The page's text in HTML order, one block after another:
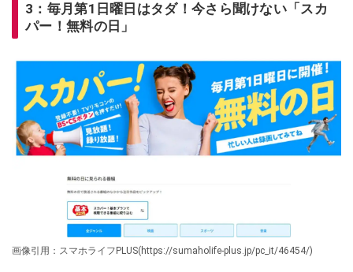
3：毎月第1日曜日はタダ！今さら聞けない「スカ
パー！無料の日」
画像引用：スマホライフPLUS(https://sumaholife-plus.jp/pc_it/46454/)